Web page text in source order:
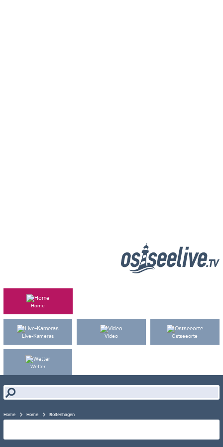
Home
Live-Kameras Video Ostseeorte
Wetter
Home Home Boltenhagen